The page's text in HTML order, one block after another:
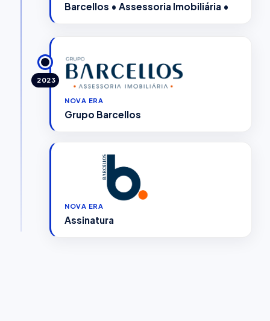
Barcellos • Assessoria Imobiliária •
2023
NOVA ERA
Grupo Barcellos
NOVA ERA
Assinatura